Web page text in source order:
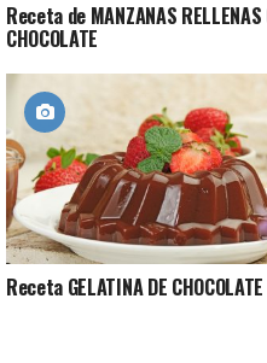
Receta de MANZANAS RELLENAS
CHOCOLATE
Receta GELATINA DE CHOCOLATE